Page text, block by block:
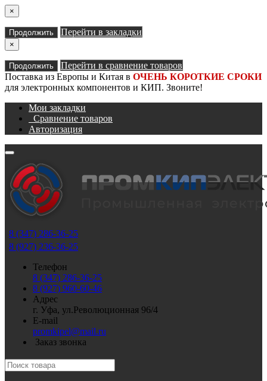
×
Продолжить Перейти в закладки
×
Продолжить
Перейти в сравнение товаров
Поставка из Европы и Китая в ОЧЕНЬ КОРОТКИЕ СРОКИ
для электронных компонентов и КИП. Звоните!
Мои закладки
Сравнение товаров
Авторизация
8 (347) 286-36-25
8 (927) 236-36-25
Телефон
8 (347) 286-36-25
8 (927) 960-60-46
Адрес
г. Уфа, ул.Революционная 96/4
E-mail
promkipel@mail.ru
Заказ звонка